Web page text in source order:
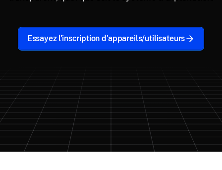
Essayez l'inscription d'appareils/utilisateurs